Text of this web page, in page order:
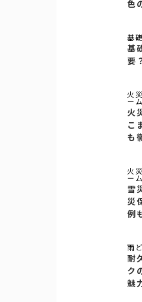
色
基
基
要
火
ー
火
こ
も
火
ー
雪
災
例
雨
耐
ク
魅